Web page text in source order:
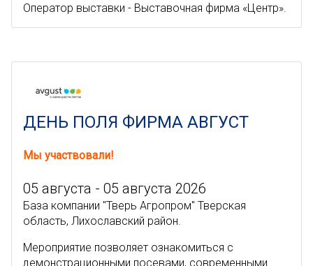
Оператор выставки - Выставочная фирма «Центр».
ДЕНЬ ПОЛЯ ФИРМА АВГУСТ
Мы участвовали!
05 августа - 05 августа 2026
База компании "Тверь Агропром" Тверская
область, Лихославский район.
Мероприятие позволяет ознакомиться с
демонстрационными посевами, современными